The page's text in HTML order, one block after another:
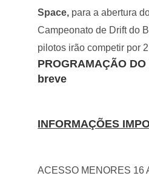
Space, para a abertura
Campeonato de Drift do
pilotos irão competir por
PROGRAMAÇÃO
breve
INFORMAÇÕES
ACESSO MENORES 16